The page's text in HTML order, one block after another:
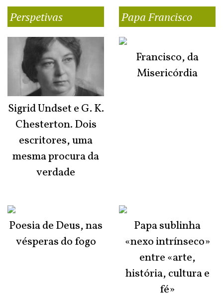
Perspetivas
Sigrid Undset e G. K.
Chesterton. Dois
escritores, uma
mesma procura da
verdade
Poesia de Deus, nas
vésperas do fogo
Papa Francisco
Francisco, da
Misericórdia
Papa sublinha
«nexo intrínseco»
entre «arte,
história, cultura e
fé»